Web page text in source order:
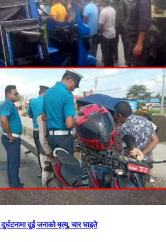
दुर्घटनामा दुई जनाको मृत्यु, चार घाइते